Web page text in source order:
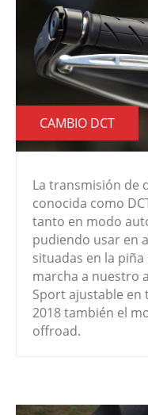
CAMBIO DCT
La transmisión de
conocida como
tanto en modo
pudiendo usar en
situadas en la
marcha a nuestro
Sport ajustable en
2018 también el
offroad.